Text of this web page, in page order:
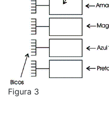
Figura 3